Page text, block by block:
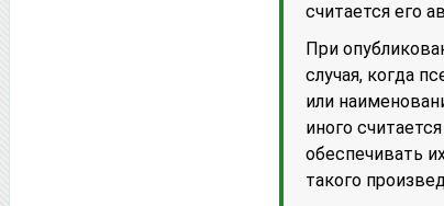
считается его
При
случая, когда
или
иного
обеспечивать
такого